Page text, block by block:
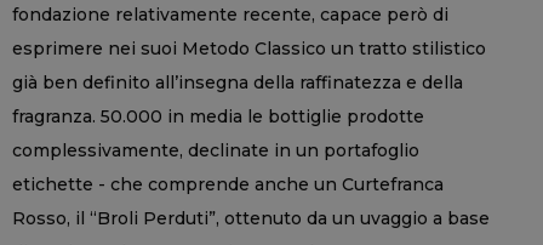
fondazione relativamente recente, capace però di
esprimere nei suoi Metodo Classico un tratto stilistico
già ben definito all’insegna della raffinatezza e della
fragranza. 50.000 in media le bottiglie prodotte
complessivamente, declinate in un portafoglio
etichette - che comprende anche un Curtefranca
Rosso, il “Broli Perduti”, ottenuto da un uvaggio a base